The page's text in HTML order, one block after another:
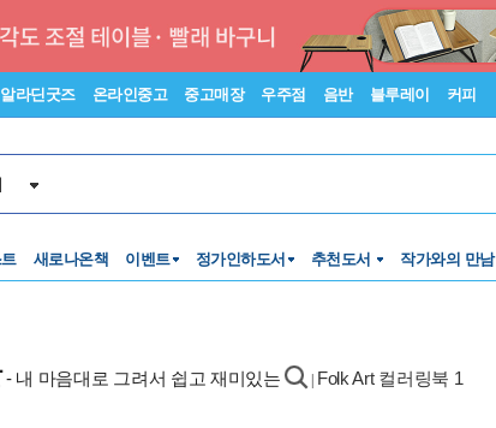
알라딘굿즈 온라인중고 중고매장 우주점 음반 블루레이 커피
새로나온책 이벤트 정가인하도서 추천도서 작가와의 만남
- 내 마음대로 그려서 쉽고 재미있는 Folk Art 컬러링북 1